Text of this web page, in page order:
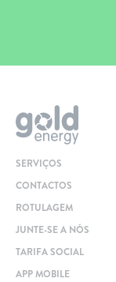
SERVIÇOS
CONTACTOS
ROTULAGEM
JUNTE-SE A NÓS
TARIFA SOCIAL
APP MOBILE